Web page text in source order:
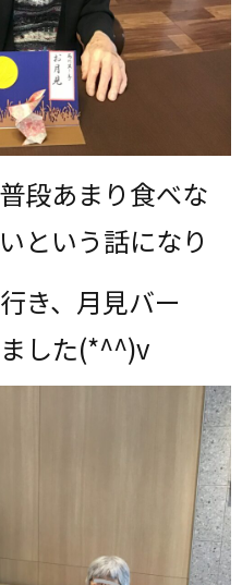
段あまり食べな
という話になり
き、月見バー
した(*^^)v